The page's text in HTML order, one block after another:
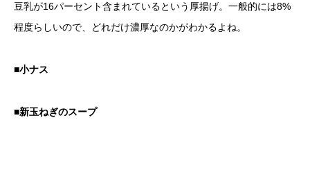
豆乳が16パーセント含まれているという厚揚げ。一般的には8%
程度らしいので、どれだけ濃厚なのかがわかるよね。
■小ナス
■新玉ねぎのスープ